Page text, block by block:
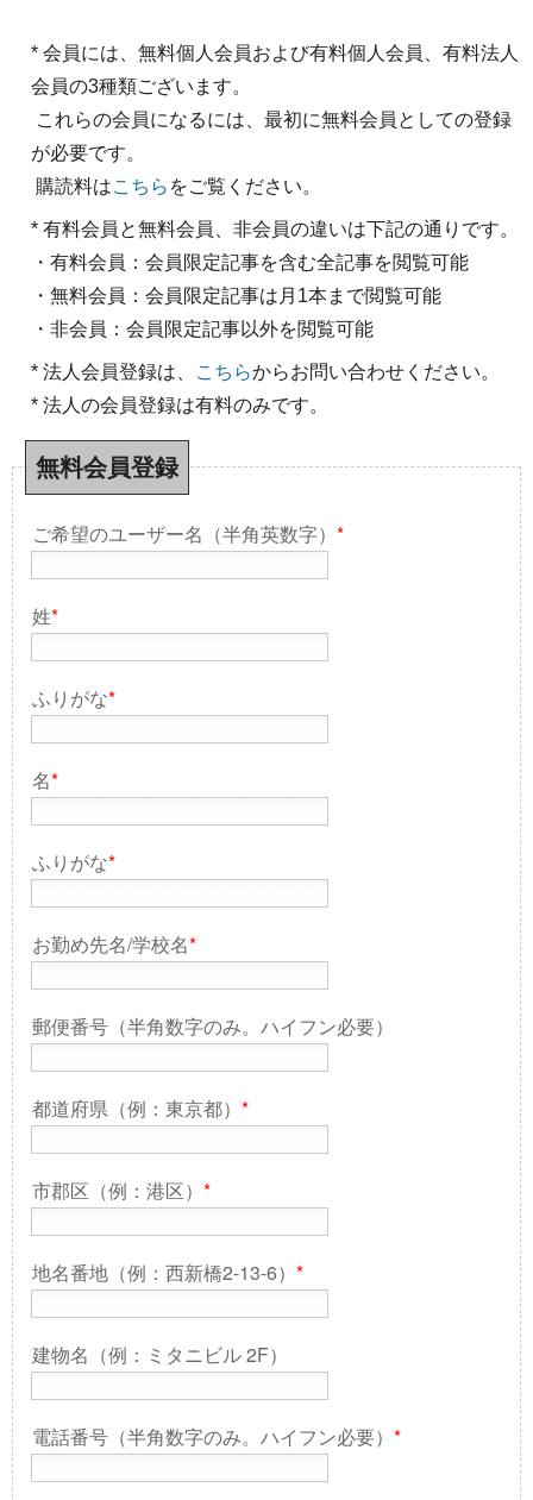
* 会員には、無料個人会員および有料個人会員、有料法人
会員の3種類ございます。
これらの会員になるには、最初に無料会員としての登録
が必要です。
購読料はこちら をご覧ください。
* 有料会員と無料会員、非会員の違いは下記の通りです。
・有料会員：会員限定記事を含む全記事を閲覧可能
・無料会員：会員限定記事は月1本まで閲覧可能
・非会員：会員限定記事以外を閲覧可能
* 法人会員登録は、 こちらからお問い合わせください。
* 法人の会員登録は有料のみです。
無料会員登録
ご希望のユーザー名（半角英数字） *
姓*
ふりがな*
名*
ふりがな*
お勤め先名/学校名*
郵便番号（半角数字のみ。ハイフン必要）
都道府県（例：東京都） *
市郡区（例：港区） *
地名番地（例：西新橋2-13-6） *
建物名（例：ミタニビル 2F）
電話番号（半角数字のみ。ハイフン必要） *